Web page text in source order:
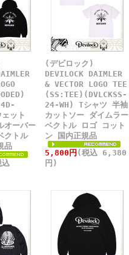
ット
オーバー
クトル
品
(デビロック)
DEVILOCK DAIMLER
& VECTOR LOGO TEE
(SS:TEE)(DVLCKSS-
24-WH) Tシャツ 半袖
カットソー ダイムラー
ベクトル ロゴ コット
ン 国内正規品
5,800円 (税込 6,380
円)